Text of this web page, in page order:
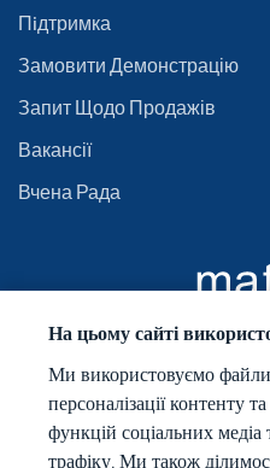
На цьому сайті
Ми використовуємо
персоналізації контенту
функцій соціальних
Пiдтримка
Замовити Демонстрацію
Запит Щодо Продажів
Вакансії
Вчена Рада